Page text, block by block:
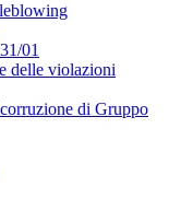
01
delle violazioni
di Gruppo